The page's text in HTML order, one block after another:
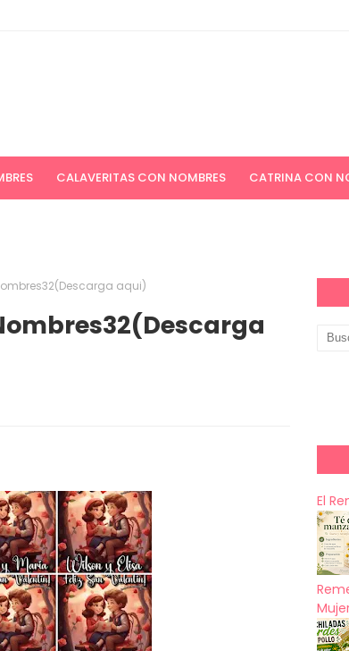
CALAVERITAS CON NOMBRES CATRINA CON
aqui)
El